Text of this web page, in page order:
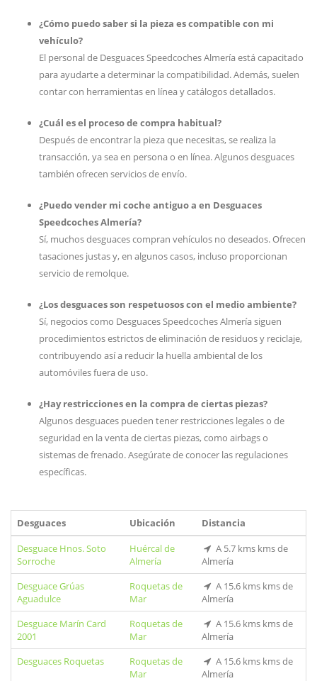
¿Cómo puedo saber si la pieza es compatible con mi
vehículo?
El personal de Desguaces Speedcoches Almería está capacitado
para ayudarte a determinar la compatibilidad. Además, suelen
contar con herramientas en línea y catálogos detallados.
¿Cuál es el proceso de compra habitual?
Después de encontrar la pieza que necesitas, se realiza la
transacción, ya sea en persona o en línea. Algunos desguaces
también ofrecen servicios de envío.
¿Puedo vender mi coche antiguo a en Desguaces
Speedcoches Almería?
Sí, muchos desguaces compran vehículos no deseados. Ofrecen
tasaciones justas y, en algunos casos, incluso proporcionan
servicio de remolque.
¿Los desguaces son respetuosos con el medio ambiente?
Sí, negocios como Desguaces Speedcoches Almería siguen
procedimientos estrictos de eliminación de residuos y reciclaje,
contribuyendo así a reducir la huella ambiental de los
automóviles fuera de uso.
¿Hay restricciones en la compra de ciertas piezas?
Algunos desguaces pueden tener restricciones legales o de
seguridad en la venta de ciertas piezas, como airbags o
sistemas de frenado. Asegúrate de conocer las regulaciones
específicas.
Desguaces Ubicación
Distancia
Desguace Hnos. Soto
Sorroche
Huércal de
Almería
A 5.7 kms kms de
Almería
Desguace Grúas
Aguadulce
Roquetas de
Mar
A 15.6 kms kms de
Almería
Desguace Marín Card
2001
Roquetas de
Mar
A 15.6 kms kms de
Almería
Desguaces Roquetas
Roquetas de
Mar
A 15.6 kms kms de
Almería